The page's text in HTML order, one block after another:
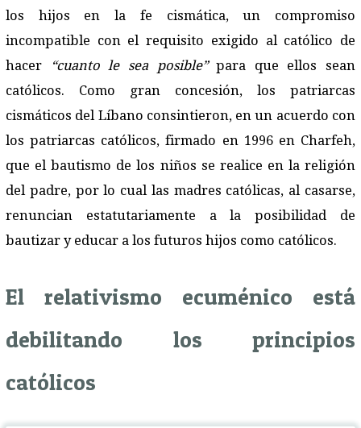
los hijos en la fe cismática, un compromiso
incompatible con el requisito exigido al católico de
hacer
“cuanto le sea posible”para que ellos sean
católicos. Como gran concesión, los patriarcas
cismáticos del Líbano consintieron, en un acuerdo con
los patriarcas católicos, firmado en 1996 en Charfeh,
que el bautismo de los niños se realice en la religión
del padre, por lo cual las madres católicas, al casarse,
renuncian estatutariamente a la posibilidad de
bautizar y educar a los futuros hijos como católicos.
El relativismo ecuménico está
debilitando los principios
católicos